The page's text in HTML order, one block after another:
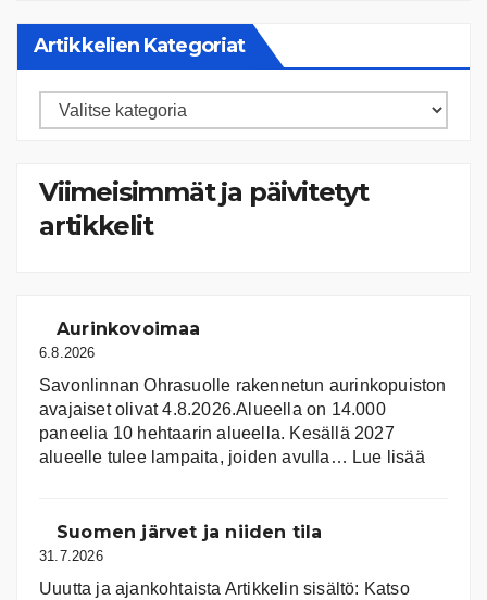
Artikkelien Kategoriat
Artikkelien
Viimeisimmät ja päivitetyt
artikkelit
Aurinkovoimaa
6.8.2026
Savonlinnan Ohrasuolle rakennetun aurinkopuiston
avajaiset olivat 4.8.2026.Alueella on 14.000
paneelia 10 hehtaarin alueella. Kesällä 2027
alueelle tulee lampaita, joiden avulla… Lue lisää:
Suomen järvet ja niiden tila
31.7.2026
Uuutta ja ajankohtaista Artikkelin sisältö: Katso